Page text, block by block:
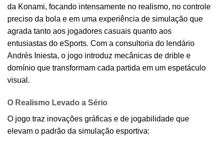
da Konami, focando intensamente no realismo, no controle
preciso da bola e em uma experiência de simulação que
agrada tanto aos jogadores casuais quanto aos
entusiastas do eSports. Com a consultoria do lendário
Andrés Iniesta, o jogo introduz mecânicas de drible e
domínio que transformam cada partida em um espetáculo
visual.
O Realismo Levado a Sério
O jogo traz inovações gráficas e de jogabilidade que
elevam o padrão da simulação esportiva: